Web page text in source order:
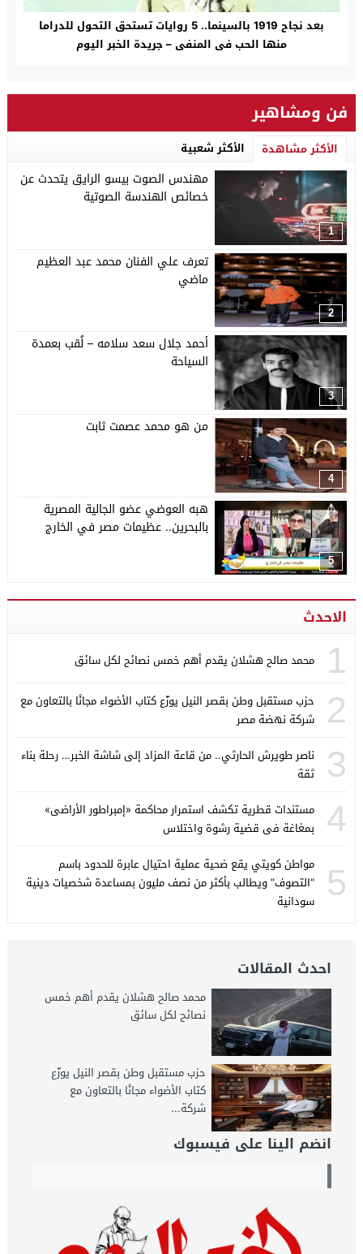
بعد نجاح 1919 بالسينما.. 5 روايات تستحق التحول للدراما
منها الحب فى المنفى – جريدة الخبر اليوم
فن ومشاهير
الأكثر مشاهدة الأكثر شعبية
1
مهندس الصوت بيسو الرايق يتحدث عن
خصائص الهندسة الصوتية
2
تعرف علي الفنان محمد عبد العظيم
ماضي
3
أحمد جلال سعد سلامه – لُقب بعمدة
السياحة
4
من هو محمد عصمت ثابت
5
هبه العوضي عضو الجالية المصرية
بالبحرين.. عظيمات مصر في الخارج
الاحدث
1 محمد صالح هشلان يقدم أهم خمس نصائح لكل سائق
2
حزب مستقبل وطن بقصر النيل يوزّع كتاب الأضواء مجانًا بالتعاون مع
شركة نهضة مصر
3
ناصر طويرش الحارثي.. من قاعة المزاد إلى شاشة الخبر… رحلة بناء
ثقة
4
مستندات قطرية تكشف استمرار محاكمة «إمبراطور الأراضى»
بمغاغة فى قضية رشوة واختلاس
5
مواطن كويتي يقع ضحية عملية احتيال عابرة للحدود باسم
“التصوف” ويطالب بأكثر من نصف مليون بمساعدة شخصيات دينية
سودانية
احدث المقالات
محمد صالح هشلان يقدم أهم خمس
نصائح لكل سائق
حزب مستقبل وطن بقصر النيل يوزّع
كتاب الأضواء مجانًا بالتعاون مع
شركة...
انضم الينا على فيسبوك